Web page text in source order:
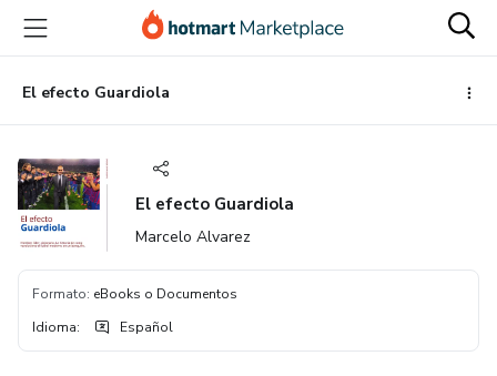
principal
página
de
página
El efecto Guardiola
El efecto Guardiola
Marcelo Alvarez
Formato: eBooks o Documentos
Idioma: Español